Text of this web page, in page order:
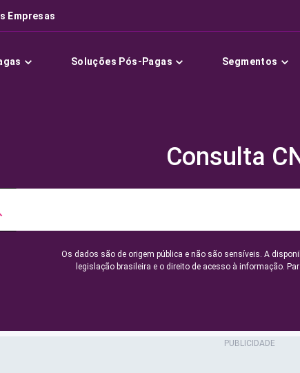
Empresas
Soluções Pós-Pagas Segmentos
Consulta
Os dados são de origem pública e não são sensíveis. A
legislação brasileira e o direito de acesso à informação.